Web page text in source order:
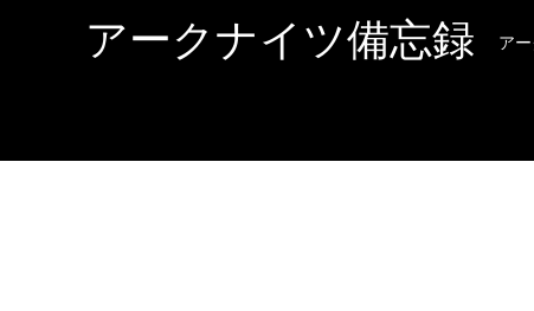
アークナイツ備忘録 ア